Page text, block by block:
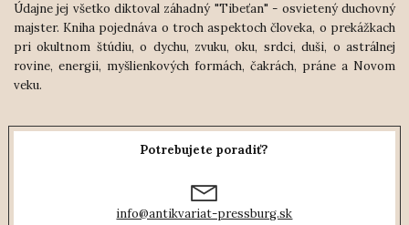
Údajne jej všetko diktoval záhadný "Tibeťan" - osvietený duchovný
majster. Kniha pojednáva o troch aspektoch človeka, o prekážkach
pri okultnom štúdiu, o dychu, zvuku, oku, srdci, duši, o astrálnej
rovine, energii, myšlienkových formách, čakrách, práne a Novom
veku.
Potrebujete poradiť?
info@antikvariat-pressburg.sk